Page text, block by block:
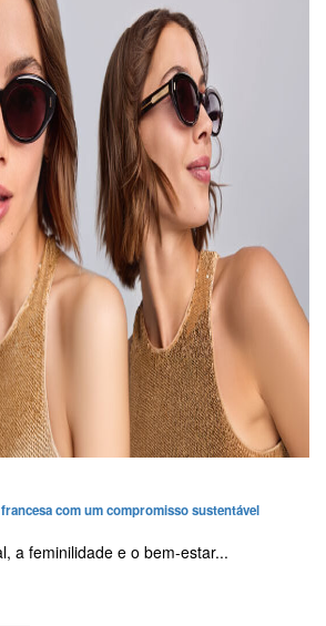
com um compromisso sustentável
a feminilidade e o bem-estar...